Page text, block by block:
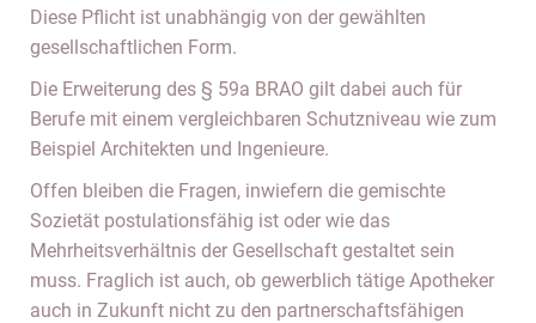
Diese Pflicht ist unabhängig von der gewählten
gesellschaftlichen Form.
Die Erweiterung des § 59a BRAO gilt dabei auch für
Berufe mit einem vergleichbaren Schutzniveau wie zum
Beispiel Architekten und Ingenieure.
Offen bleiben die Fragen, inwiefern die gemischte
Sozietät postulationsfähig ist oder wie das
Mehrheitsverhältnis der Gesellschaft gestaltet sein
muss. Fraglich ist auch, ob gewerblich tätige Apotheker
auch in Zukunft nicht zu den partnerschaftsfähigen